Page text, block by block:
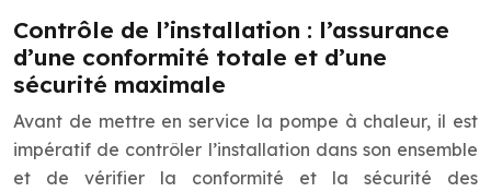
Contrôle de l’installation : l’assurance
d’une conformité totale et d’une
sécurité maximale
Avant de mettre en service la pompe à chaleur, il est
impératif de contrôler l’installation dans son ensemble
et de vérifier la conformité et la sécurité des